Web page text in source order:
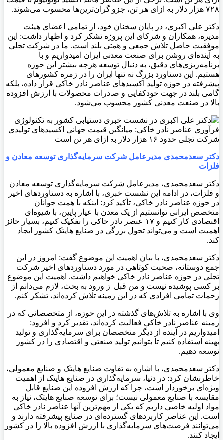
۷۲۸ هزار دلار به ازای هر تن، جزو گران‌ترین‌ها محسوب می‌شوند.
دکتر علی اکبری، در پایان سخنان خود، از تمامی اعضای هیئت
مدیره، همکاران و شرکای این پروژه تشکر کرد و اظهار داشت: این
موفقیت حاصل تلاش جمعی و همتی بلند است. ما در شرکت تجلی
به آینده‌ای روشن برای صنعت معدنی ایران امیدواریم و با
برنامه‌ریزی‌های دقیق، به دنبال توسعه هرچه بیشتر این حوزه
هستیم. این دستاورد بزرگ نه تنها ایران را در زمره کشورهای
پیشرفته در حوزه تولید اکسیدهای عناصر نادر خاکی قرار داده، بلکه
گامی بلند در جهت خودکفایی و صادرات محصولات با ارزش افزوده
بالا در صنعت معدنی کشور محسوب می‌شود.
دکتر سعدمحمدی مدیرعامل شرکت سرمایه‌گذاری توسعه معادن و
فلزات
دکتر سعدمحمدی، مدیرعامل شرکت سرمایه‌گذاری توسعه معادن
و فلزات، در ادامه این نشست خبری، با اشاره به دستاوردهای اخیر
در حوزه عناصر نادر خاکی، تأکید کرد: اینکه با همت جوانان
متخصص ایرانی توانستیم از یک معدن با عیار پایین، با شیوه‌ای
اقتصادی کار کنیم و ۱۷ عنصر نادر خاکی را تفکیک کنیم، بسیار حائز
اهمیت است و می‌تواند تحول بزرگی در صنایع هایتک کشور ایجاد
کند.
دکتر سعدمحمدی، با بیان اهمیت این موضوع گفت: امروز در این
جمع دوستانه، صحبت کوتاهی در مورد دستاوردهای اخیر شرکت
تجلی در حوزه عناصر نادر خاکی خواهیم داشت. اهمیت این موضوع
بر کسی پوشیده نیست و من قبل از ورود به بحث، لازم می‌دانم از
زحمات تمامی افرادی که در این زمینه تلاش کرده‌اند، تشکر کنم.
وی با اشاره به تلاش‌های گذشته در این حوزه، از متخصصانی که در
زمینه عناصر نادر خاکی فعالیت کرده‌اند، تقدیر کرد و افزود:
امیدواریم در آینده از دیگر متخصصان برای سرمایه‌گذاری و تولید
بهینه استفاده کنیم تا بتوانیم تولید صنعتی و اقتصادی را در کشور
توسعه دهیم.
دکتر سعدمحمدی، با اشاره به تفاوت صنایع هایتک و صنایع معمولی،
خاطرنشان کرد: در دنیا، سرمایه‌گذاری در صنایع هایتک از اهمیت
ویژه‌ای برخوردار است، چرا که ارزش افزوده این صنایع قابل
مقایسه با صنایع معمولی نیست؛ برای توسعه صنایع هایتک، نیاز به
مواد اولیه خاصی داریم که یکی از مهم‌ترین آنها عناصر نادر خاکی
است. این عناصر کاربردهای گسترده‌ای در صنایع پیشرفته دارند و
می‌توانند فرصت‌های سرمایه‌گذاری با ارزش افزوده بالا را در کشور
ایجاد کنند.